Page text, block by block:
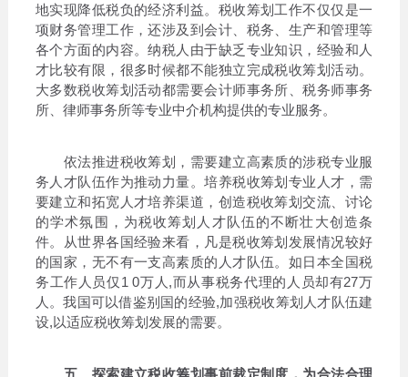
地实现降低税负的经济利益。税收筹划工作不仅仅是一
项财务管理工作，还涉及到会计、税务、生产和管理等
各个方面的内容。纳税人由于缺乏专业知识，经验和人
才比较有限，很多时候都不能独立完成税收筹划活动。
大多数税收筹划活动都需要会计师事务所、税务师事务
所、律师事务所等专业中介机构提供的专业服务。
依法推进税收筹划，需要建立高素质的涉税专业服
务人才队伍作为推动力量。培养税收筹划专业人才，需
要建立和拓宽人才培养渠道，创造税收筹划交流、讨论
的学术氛围，为税收筹划人才队伍的不断壮大创造条
件。从世界各国经验来看，凡是税收筹划发展情况较好
的国家，无不有一支高素质的人才队伍。如日本全国税
务工作人员仅1 0万人,而从事税务代理的人员却有27万
人。我国可以借鉴别国的经验,加强税收筹划人才队伍建
设,以适应税收筹划发展的需要。
五、探索建立税收筹划事前裁定制度，为合法合理